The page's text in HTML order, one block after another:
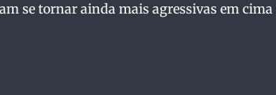
se tornar ainda mais agressivas em cima